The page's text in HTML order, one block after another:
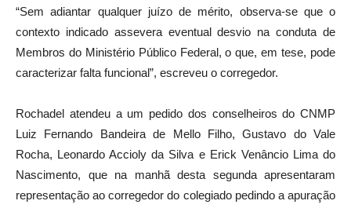
“Sem adiantar qualquer juízo de mérito, observa-se que o
contexto indicado assevera eventual desvio na conduta de
Membros do Ministério Público Federal, o que, em tese, pode
caracterizar falta funcional”, escreveu o corregedor.
Rochadel atendeu a um pedido dos conselheiros do CNMP
Luiz Fernando Bandeira de Mello Filho, Gustavo do Vale
Rocha, Leonardo Accioly da Silva e Erick Venâncio Lima do
Nascimento, que na manhã desta segunda apresentaram
representação ao corregedor do colegiado pedindo a apuração